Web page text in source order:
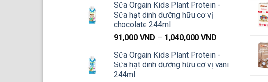
Sữa Orgain Kids Plant Protein -
Sữa hạt dinh dưỡng hữu cơ vị
chocolate 244ml
91,000 VND – 1,040,000 VND
từ
91,000 VND
Sữa Orgain Kids Plant Protein -
Sữa hạt dinh dưỡng hữu cơ vị vani
244ml